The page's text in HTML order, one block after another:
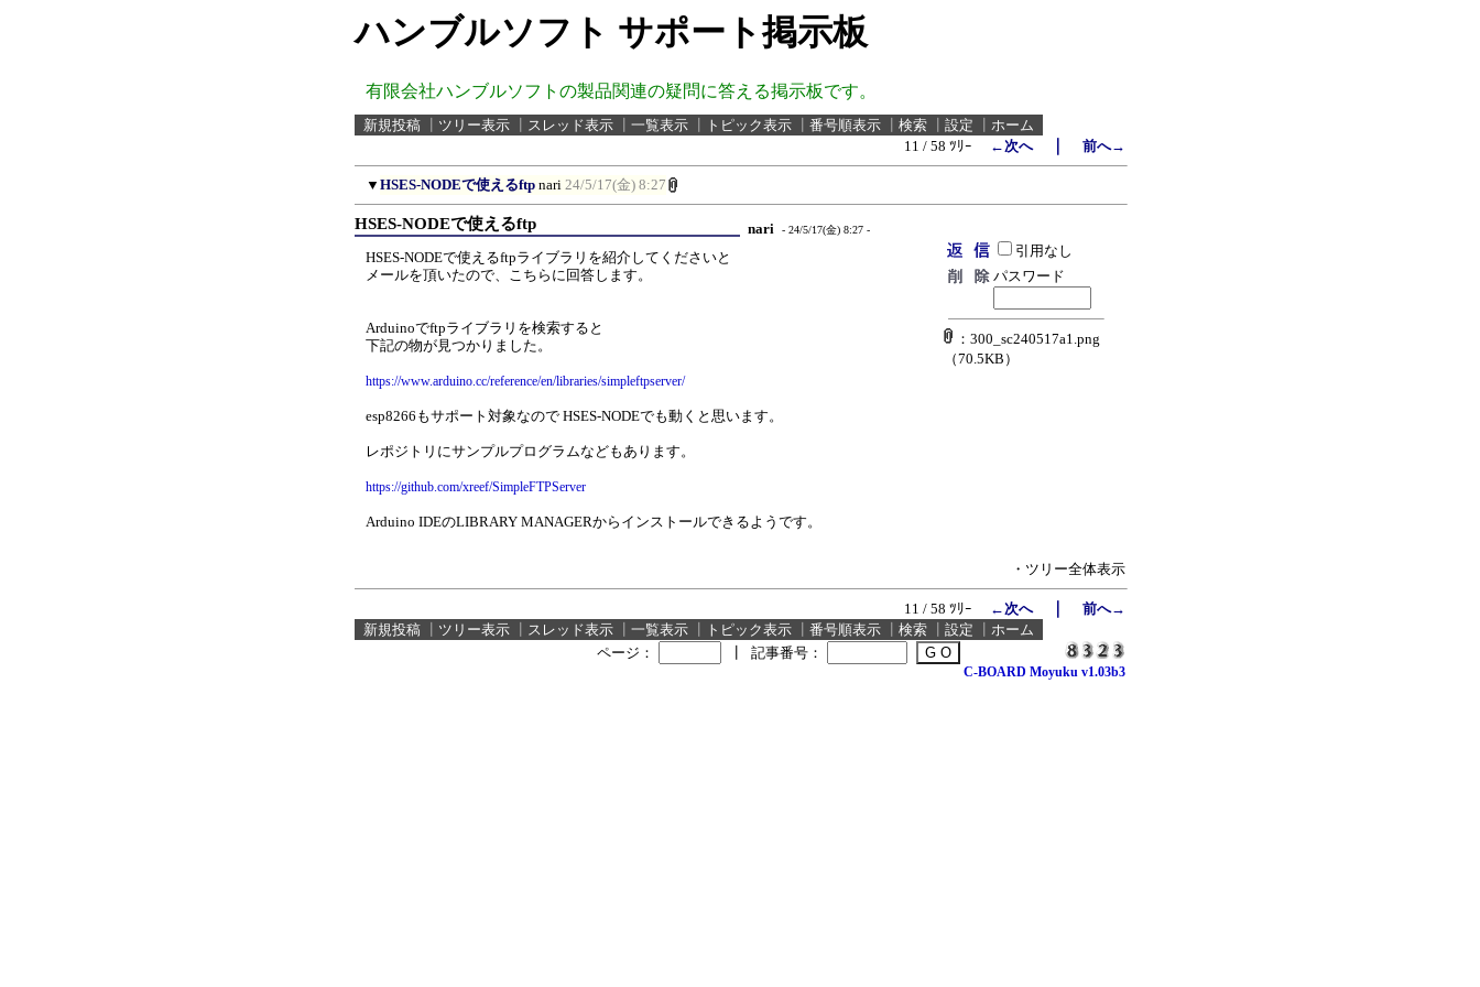
ハンブルソフト サポート掲示板
有限会社ハンブルソフトの製品関連の疑問に答える掲示板です。
新規投稿 ツリー表示 スレッド表示 一覧表示 トピック表示 番号順表示 検索 設定
ホーム
11 / 58 ﾂﾘｰ
←次へ｜ 前へ→
▼ HSES-NODEで使えるftp nari 24/5/17(金) 8:27
HSES-NODEで使えるftp nari - 24/5/17(金) 8:27 -
HSES-NODEで使えるftpライブラリを紹介してくださいと
メールを頂いたので、こちらに回答します。
Arduinoでftpライブラリを検索すると
下記の物が見つかりました。
https://www.arduino.cc/reference/en/libraries/simpleftpserver/
esp8266もサポート対象なので HSES-NODEでも動くと思います。
レポジトリにサンプルプログラムなどもあります。
https://github.com/xreef/SimpleFTPServer
Arduino IDEのLIBRARY MANAGERからインストールできるようです。
引用なし
パスワード
：300_sc240517a1.png
（70.5KB）
・ツリー全体表示
11 / 58 ﾂﾘｰ ←次へ｜ 前へ→
新規投稿
ツリー表示 スレッド表示 一覧表示 トピック表示 番号順表示 検索 設定
ホーム
ページ：
記事番号：
C-BOARD Moyuku v1.03b3